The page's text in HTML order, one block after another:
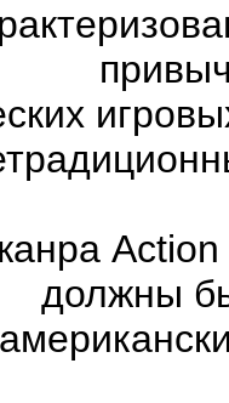
должны